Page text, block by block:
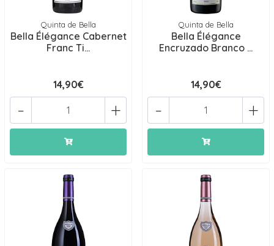
Quinta de Bella
Bella Élégance Cabernet
Franc Ti...
14,90€
+
-
Quinta de Bella
Bella Élégance
Encruzado Branco ...
14,90€
+
-